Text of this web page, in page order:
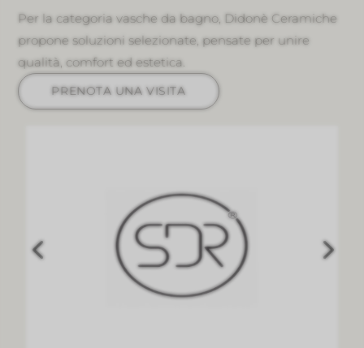
Per la categoria vasche da bagno, Didonè Ceramiche
propone soluzioni selezionate, pensate per unire
qualità, comfort ed estetica.
PRENOTA UNA VISITA